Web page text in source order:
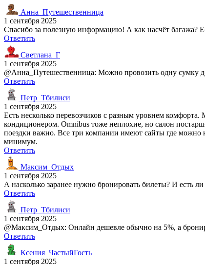
Анна_Путешественница
1 сентября 2025
Спасибо за полезную информацию! А как насчёт багажа?
Ответить
Светлана_Г
1 сентября 2025
@Анна_Путешественница: Можно провозить одну сумку
Ответить
Петр_Тбилиси
1 сентября 2025
Есть несколько перевозчиков с разным уровнем
кондиционером. Omnibus тоже неплохие, но салон
поездки важно. Все три компании имеют сайты где можно
минимум.
Ответить
Максим_Отдых
1 сентября 2025
А насколько заранее нужно бронировать билеты? И есть
Ответить
Петр_Тбилиси
1 сентября 2025
@Максим_Отдых: Онлайн дешевле обычно на 5%, а
Ответить
Ксения_ЧастыйГость
1 сентября 2025